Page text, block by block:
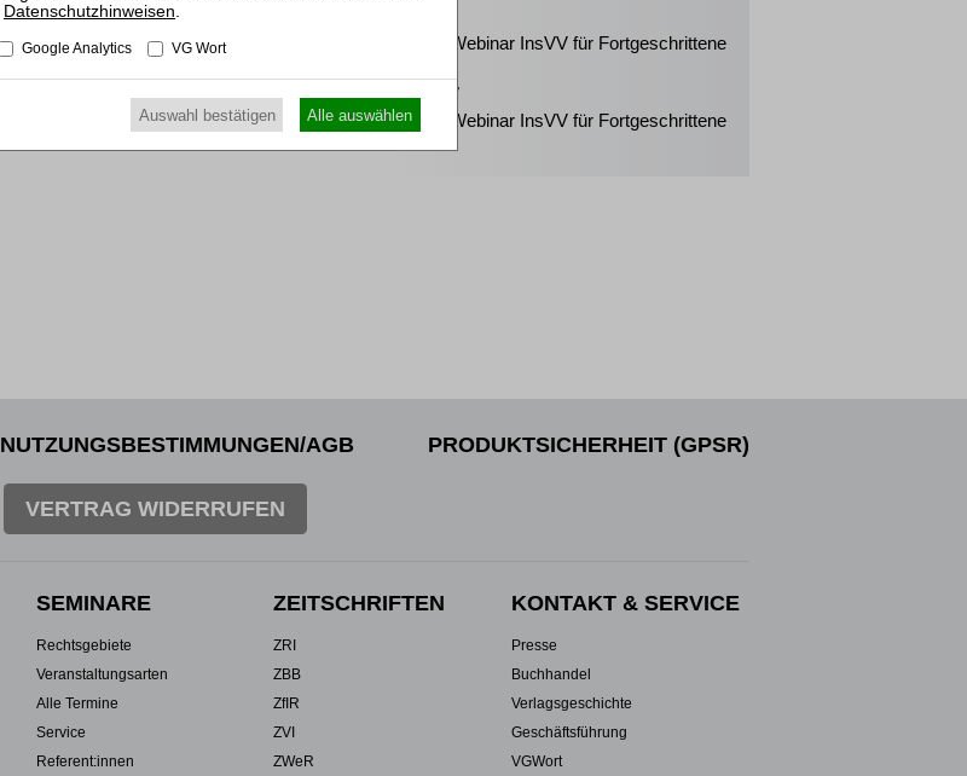
Praktiker-Webinar InsVV für Fortgeschrittene
17.03.2027
Praktiker-Webinar InsVV für Fortgeschrittene
NUTZUNGSBESTIMMUNGEN/AGB PRODUKTSICHERHEIT (GPSR)
VERTRAG WIDERRUFEN
SEMINARE
Rechtsgebiete
Veranstaltungsarten
Alle Termine
Service
Referent:innen
ZEITSCHRIFTEN
ZRI
ZBB
ZfIR
ZVI
ZWeR
KONTAKT & SERVICE
Presse
Buchhandel
Verlagsgeschichte
Geschäftsführung
VGWort
Datenschutzhinweisen
Google Analytics VG Wort
Auswahl bestätigen Alle auswählen